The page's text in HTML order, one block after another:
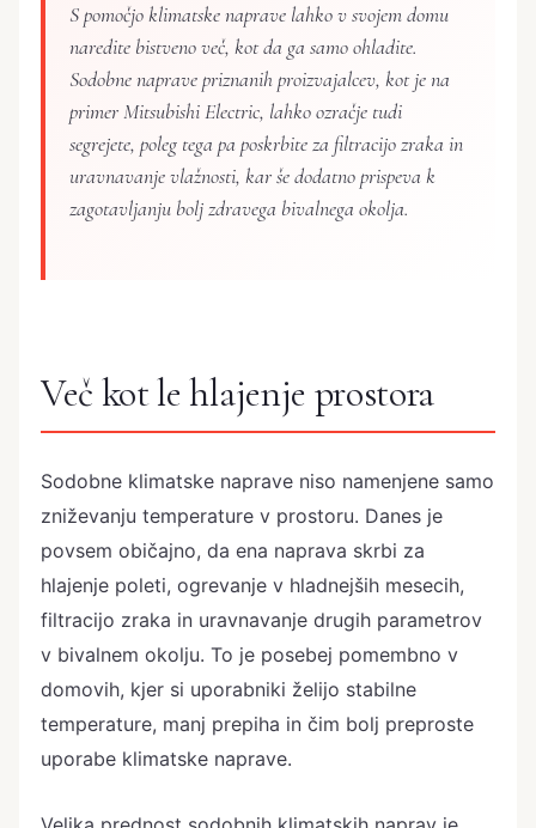
S pomočjo klimatske naprave lahko v svojem domu
naredite bistveno več, kot da ga samo ohladite.
Sodobne naprave priznanih proizvajalcev, kot je na
primer Mitsubishi Electric, lahko ozračje tudi
segrejete, poleg tega pa poskrbite za filtracijo zraka in
uravnavanje vlažnosti, kar še dodatno prispeva k
zagotavljanju bolj zdravega bivalnega okolja.
Več kot le hlajenje prostora
Sodobne klimatske naprave niso namenjene samo
zniževanju temperature v prostoru. Danes je
povsem običajno, da ena naprava skrbi za
hlajenje poleti, ogrevanje v hladnejših mesecih,
filtracijo zraka in uravnavanje drugih parametrov
v bivalnem okolju. To je posebej pomembno v
domovih, kjer si uporabniki želijo stabilne
temperature, manj prepiha in čim bolj preproste
uporabe klimatske naprave.